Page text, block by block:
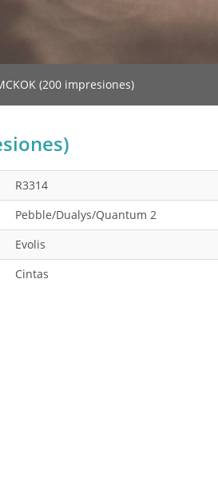
(200 impresiones)
R3314
Pebble/Dualys/Quantum 2
Evolis
Cintas